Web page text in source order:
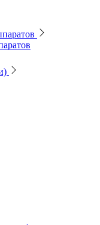
пленки
контроля
(ЭЧК)